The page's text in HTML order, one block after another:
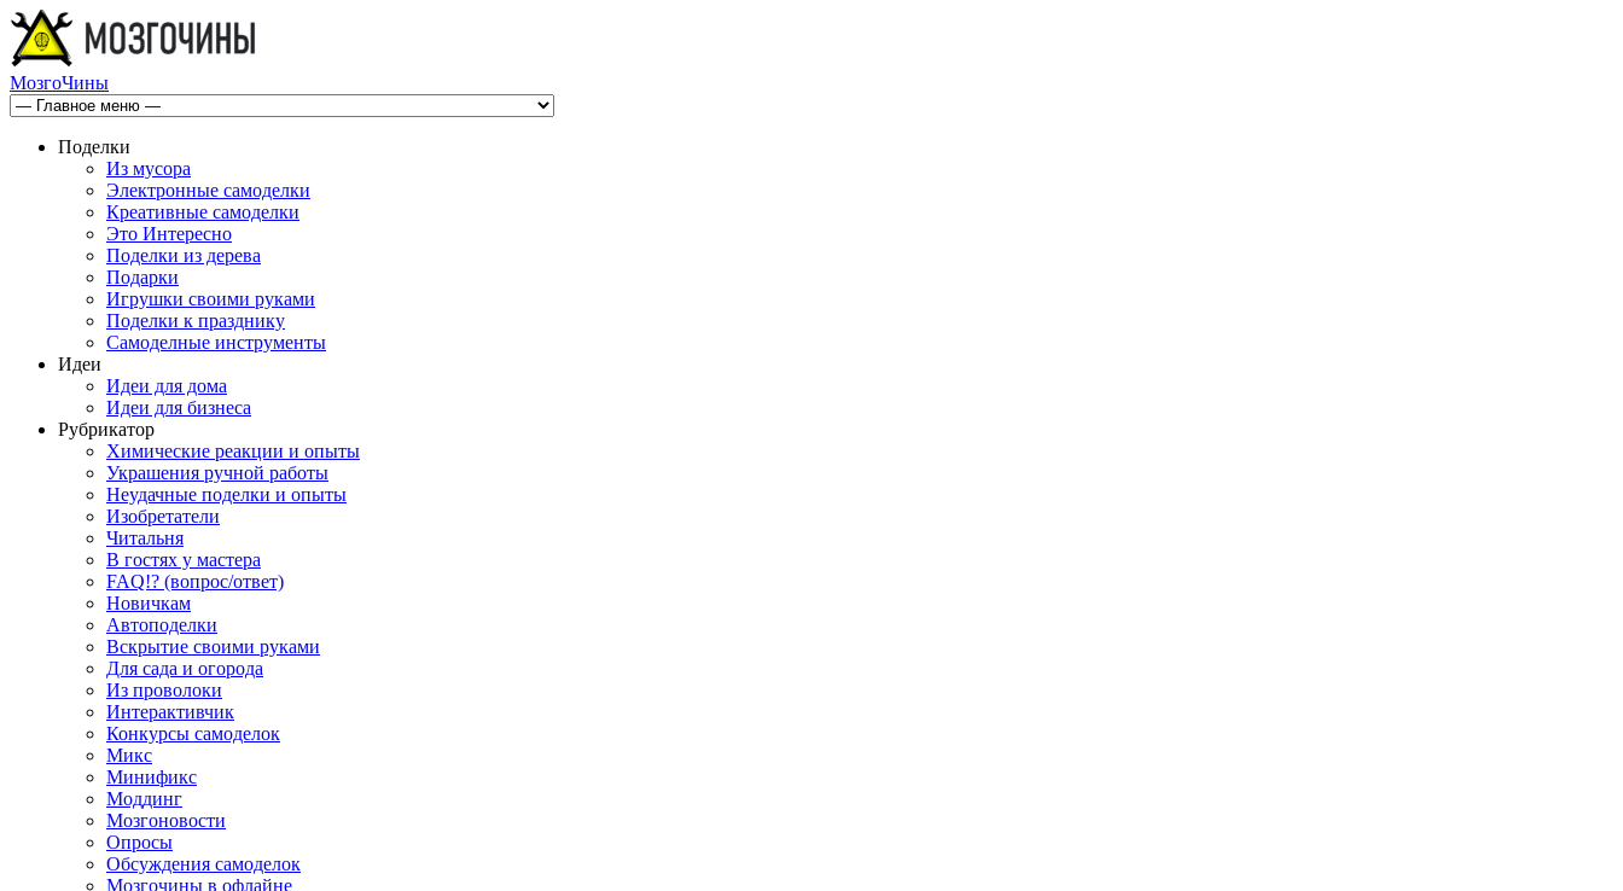
МозгоЧины
Поделки
Из мусора
Электронные самоделки
Креативные самоделки
Это Интересно
Поделки из дерева
Подарки
Игрушки своими руками
Поделки к празднику
Самоделные инструменты
Идеи
Идеи для дома
Идеи для бизнеса
Рубрикатор
Химические реакции и опыты
Украшения ручной работы
Неудачные поделки и опыты
Изобретатели
Читальня
В гостях у мастера
FAQ!? (вопрос/ответ)
Новичкам
Автоподелки
Вскрытие своими руками
Для сада и огорода
Из проволоки
Интерактивчик
Конкурсы самоделок
Микс
Минификс
Моддинг
Мозгоновости
Опросы
Обсуждения самоделок
Мозгочины в офлайне